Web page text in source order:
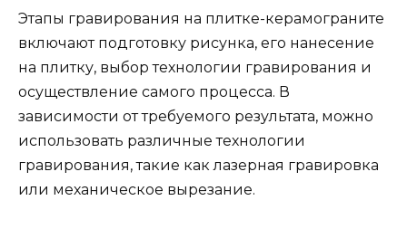
Этапы гравирования на плитке-керамограните
включают подготовку рисунка, его нанесение
на плитку, выбор технологии гравирования и
осуществление самого процесса. В
зависимости от требуемого результата, можно
использовать различные технологии
гравирования, такие как лазерная гравировка
или механическое вырезание.